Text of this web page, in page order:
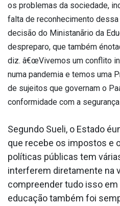
os problemas da sociedade,
falta de reconhecimento
decisão do Ministanãrio da
despreparo, que também
diz. â€œVivemos um conflito
numa pandemia e temos uma
de sujeitos que governam o
conformidade com a
Segundo Sueli, o Estado
que recebe os impostos e
políticas públicas tem
interferem diretamente na
compreender tudo isso
educação também foi